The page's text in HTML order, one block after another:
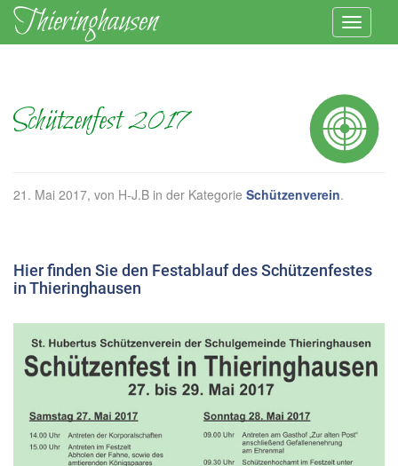
Schützenfest 2017
21. Mai 2017, von H-J.B in der Kategorie Schützenverein.
Hier finden Sie den Festablauf des Schützenfestes
in Thieringhausen